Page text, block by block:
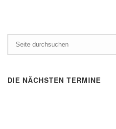
DIE NÄCHSTEN TERMINE